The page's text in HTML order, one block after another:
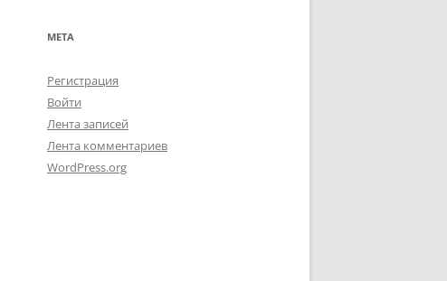
МЕТА
Регистрация
Войти
Лента записей
Лента комментариев
WordPress.org